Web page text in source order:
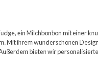
ein Milchbonbon mit einer
Mit ihrem wunderschönen
bieten wir